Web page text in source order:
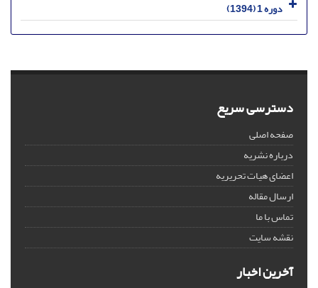
دوره 1 (1394)
دسترسی سریع
صفحه اصلی
درباره نشریه
اعضای هیات تحریریه
ارسال مقاله
تماس با ما
نقشه سایت
آخرین اخبار